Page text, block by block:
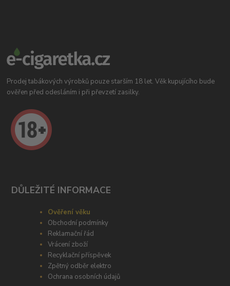
Prodej tabákových výrobků pouze starším 18 let. Věk kupujícího bude
ověřen před odesláním i při převzetí zasilky.
DŮLEŽITÉ INFORMACE
Ověření věku
Obchodní podmínky
Reklamační řád
Vrácení zboží
Recyklační příspěvek
Zpětný odběr elektro
Ochrana osobních údajů